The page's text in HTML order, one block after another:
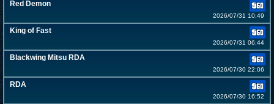
Red Demon
2026/07/31 10:49
King of Fast
2026/07/31 06:44
Blackwing Mitsu RDA
2026/07/30 22:06
RDA
2026/07/30 16:52